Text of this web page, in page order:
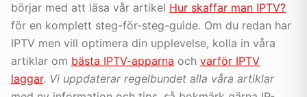
börjar med att läsa vår artikel Hur skaffar man IPTV?
för en komplett steg-för-steg-guide. Om du redan har
IPTV men vill optimera din upplevelse, kolla in våra
artiklar om bästa IPTV-apparna och varför IPTV
laggar. Vi uppdaterar regelbundet alla våra artiklar